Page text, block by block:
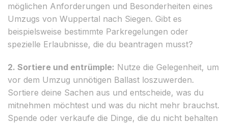
möglichen Anforderungen und Besonderheiten eines
Umzugs von Wuppertal nach Siegen. Gibt es
beispielsweise bestimmte Parkregelungen oder
spezielle Erlaubnisse, die du beantragen musst?
2. Sortiere und entrümple: Nutze die Gelegenheit, um
vor dem Umzug unnötigen Ballast loszuwerden.
Sortiere deine Sachen aus und entscheide, was du
mitnehmen möchtest und was du nicht mehr brauchst.
Spende oder verkaufe die Dinge, die du nicht behalten